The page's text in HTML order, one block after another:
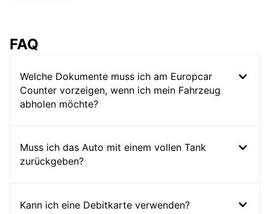
FAQ
Welche Dokumente muss ich am Europcar
Counter vorzeigen, wenn ich mein Fahrzeug
abholen möchte?
Muss ich das Auto mit einem vollen Tank
zurückgeben?
Kann ich eine Debitkarte verwenden?